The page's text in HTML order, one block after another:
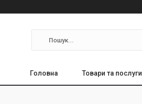
Головна Товари та послуги